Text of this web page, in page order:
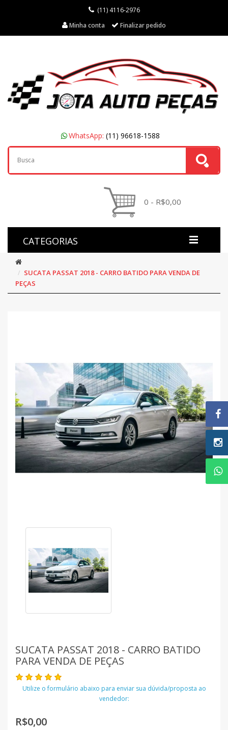
(11) 4116-2976
Minha conta
Finalizar pedido
WhatsApp: (11) 96618-1588
0 - R$0,00
CATEGORIAS
SUCATA PASSAT 2018 - CARRO BATIDO PARA VENDA DE
PEÇAS
SUCATA PASSAT 2018 - CARRO BATIDO
PARA VENDA DE PEÇAS
Utilize o formulário abaixo para enviar sua dúvida/proposta ao
vendedor:
R$0,00